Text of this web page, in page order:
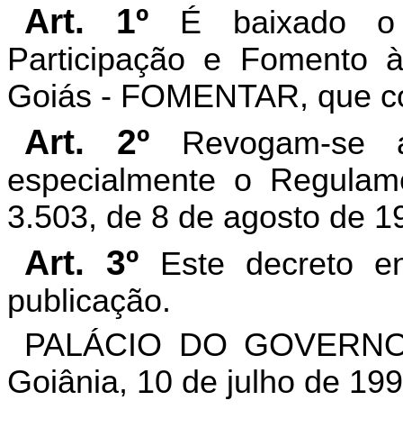
Art. 1º
É baixado
Participação e Fomento
Goiás - FOMENTAR, que
Art. 2º
Revogam-
especialmente o
3.503, de 8 de agosto de
Art. 3º
Este decreto
publicação.
PALÁCIO DO
Goiânia, 10 de julho de